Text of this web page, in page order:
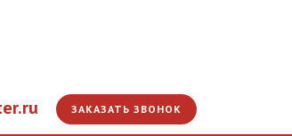
ЗАКАЗАТЬ ЗВОНОК